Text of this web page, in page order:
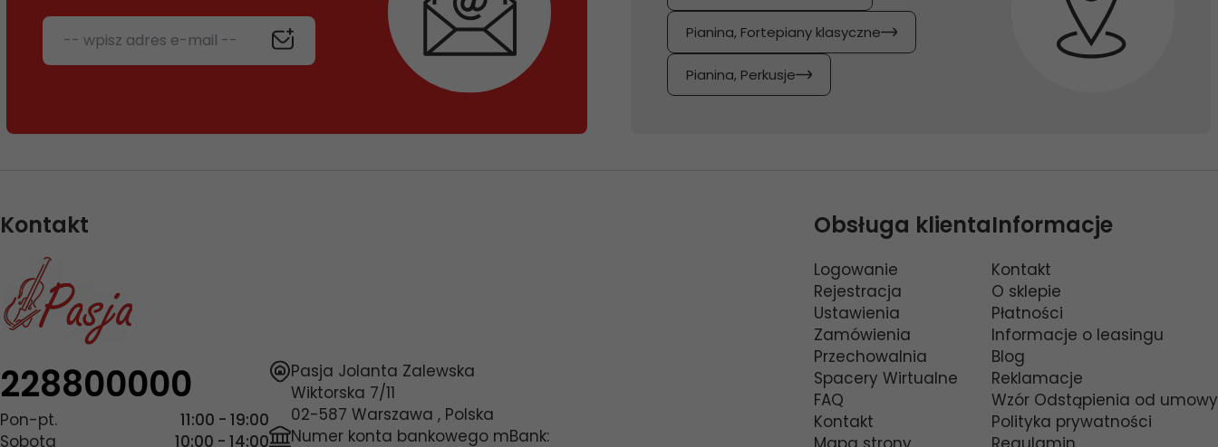
-- wpisz adres e-mail -- Pianina, Fortepiany klasyczne
Pianina, Perkusje
Kontakt
228800000
Pon-pt.
11:00 - 19:00
Sobota
10:00 - 14:00
Pasja Jolanta Zalewska
Wiktorska 7/11
02-587 Warszawa , Polska
Numer konta bankowego mBank:
Obsługa klienta
Logowanie
Rejestracja
Ustawienia
Zamówienia
Przechowalnia
Spacery Wirtualne
FAQ
Kontakt
Informacje
Kontakt
O sklepie
Płatności
Informacje o leasingu
Blog
Reklamacje
Wzór Odstąpienia od umowy
Polityka prywatności